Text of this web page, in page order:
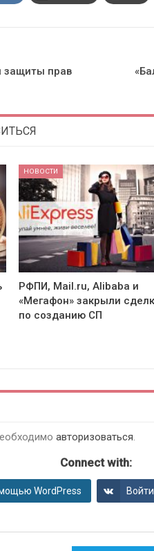
защиты прав
НОВОСТИ
РФПИ, Mail.ru, Alibaba и
«Мегафон» закрыли
по созданию СП
авторизоваться.
Connect with:
WordPress